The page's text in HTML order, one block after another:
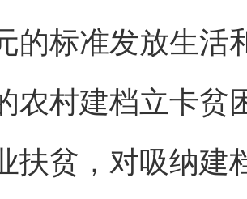
的标准发放生活
农村建档立卡贫
扶贫，对吸纳建